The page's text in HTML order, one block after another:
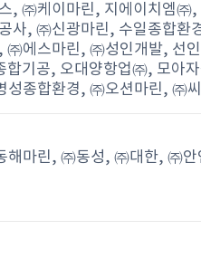
, ㈜케이마린, 지에이치엠㈜
사, ㈜신광마린, 수일종합환
㈜에스마린, ㈜성인개발, 선
합기공, 오대양항업㈜, 모아
성종합환경, ㈜오션마린, ㈜
해마린, ㈜동성, ㈜대한, ㈜